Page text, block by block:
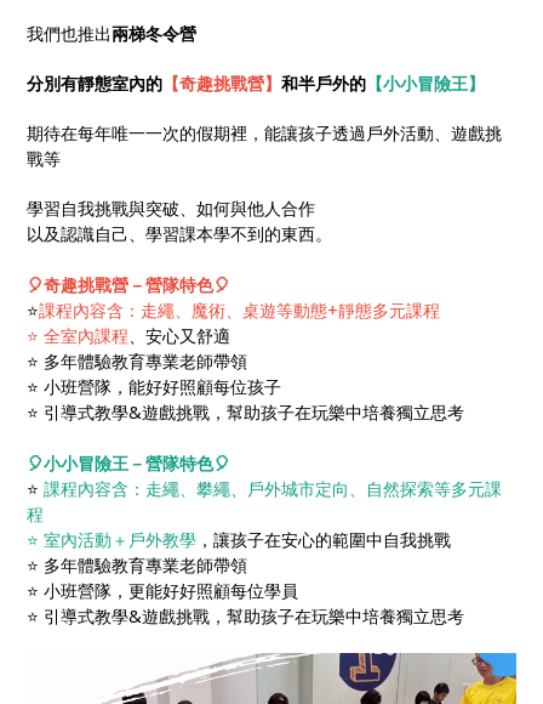
我們也推出兩梯冬令營
分別有靜態室內的 【奇趣挑戰營】和半戶外的 【小小冒險王】
期待在每年唯一一次的假期裡，能讓孩子透過戶外活動、遊戲挑
戰等
學習自我挑戰與突破、如何與他人合作
以及認識自己、學習課本學不到的東西。
🎈奇趣挑戰營－營隊特色🎈
⭐課程內容含：走繩、魔術、桌遊等動態+靜態多元課程
⭐ 全室內課程、安心又舒適
⭐ 多年體驗教育專業老師帶領
⭐ 小班營隊，能好好照顧每位孩子
⭐ 引導式教學&遊戲挑戰，幫助孩子在玩樂中培養獨立思考
🎈小小冒險王－營隊特色🎈
⭐課程內容含：走繩、攀繩、戶外城市定向、自然探索等多元課
程
⭐ 室內活動＋戶外教學 ，讓孩子在安心的範圍中自我挑戰
⭐ 多年體驗教育專業老師帶領
⭐ 小班營隊，更能好好照顧每位學員
⭐ 引導式教學&遊戲挑戰，幫助孩子在玩樂中培養獨立思考